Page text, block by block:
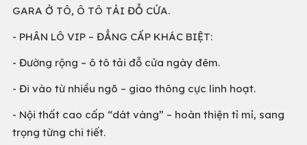
GARA Ở TÔ, Ô TÔ TẢI ĐỖ CỬA.
- PHÂN LÔ VIP – ĐẲNG CẤP KHÁC BIỆT:
- Đường rộng – ô tô tải đỗ cửa ngày đêm.
- Đi vào từ nhiều ngõ – giao thông cực linh hoạt.
- Nội thất cao cấp “dát vàng” – hoàn thiện tỉ mỉ, sang
trọng từng chi tiết.